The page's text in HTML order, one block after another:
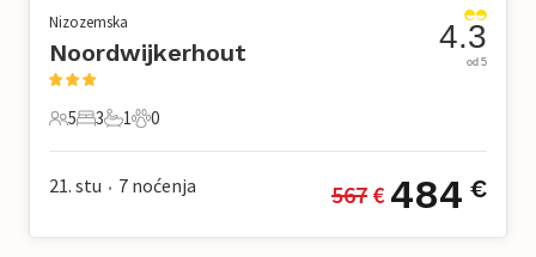
Nizozemska
Noordwijkerhout
5 Gosti
5
3 Spavaće sobe
3
1 Kupaonica
1
0 Kućni ljubimac
0
4.3
od 5
21. stu • 7 noćenja 567 € 484 €